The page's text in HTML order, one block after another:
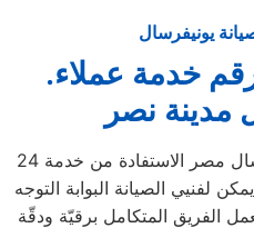
يونيفرسال
.معلومات عن رقم خدمة عملاء
مدينة نصر
تتيح لك مراكز صيانة يونيفرسال مصر الاستفادة من خدمة 24
لفنيي الصيانة البوابة التوجه
الفريق المتكامل برقيّة ودقّة